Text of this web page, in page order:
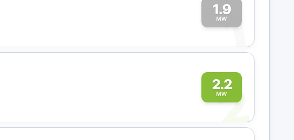
1.9
MW
1
2.2
MW
2